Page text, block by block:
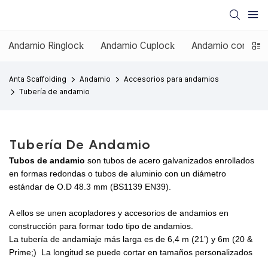
Andamio Ringlock Andamio Cuplock Andamio con
Anta Scaffolding Andamio
Accesorios para andamios
Tubería de andamio
Tubería De Andamio
Tubos de andamio son tubos de acero galvanizados enrollados
en formas redondas o tubos de aluminio con un diámetro
estándar de O.D 48.3 mm (BS1139 EN39).
A ellos se unen acopladores y accesorios de andamios en
construcción para formar todo tipo de andamios.
La tubería de andamiaje más larga es de 6,4 m (21’) y 6m (20 &
Prime;) La longitud se puede cortar en tamaños personalizados